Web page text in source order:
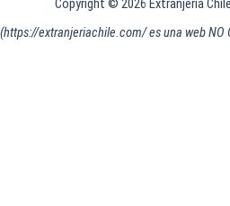
Copyright © 2026 Extranjería
(https://extranjeriachile.com/ es una web NO